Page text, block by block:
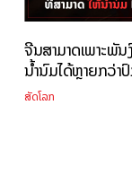
ຈີນສາມາດເພາະພັ
ນໍ້ານົມໄດ້ຫຼາຍກວ່າ
ສັດໂລກ